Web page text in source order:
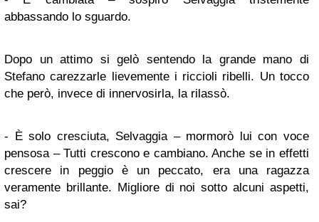
abbassando lo sguardo.
Dopo un attimo si gelò sentendo la grande mano di
Stefano carezzarle lievemente i riccioli ribelli. Un tocco
che però, invece di innervosirla, la rilassò.
- È solo cresciuta, Selvaggia – mormorò lui con voce
pensosa – Tutti crescono e cambiano. Anche se in effetti
crescere in peggio è un peccato, era una ragazza
veramente brillante. Migliore di noi sotto alcuni aspetti,
sai?